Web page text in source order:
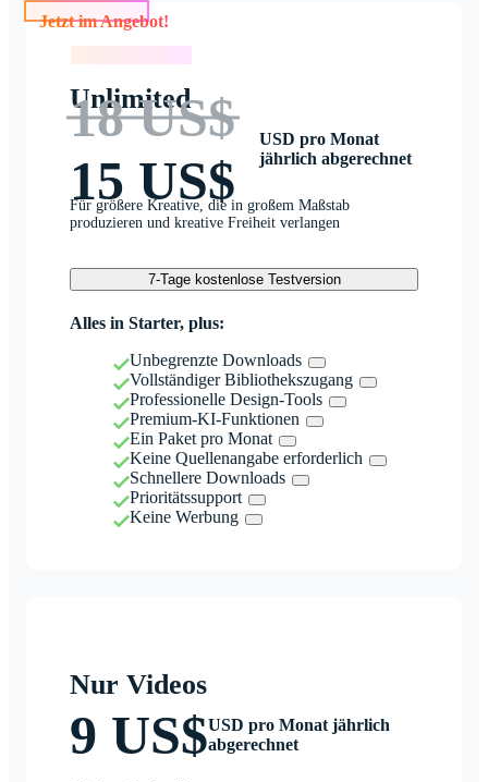
Jetzt im Angebot!
Unlimited
18 US$
15 US$
USD pro Monat
jährlich abgerechnet
Für größere Kreative, die in großem Maßstab
produzieren und kreative Freiheit verlangen
7-Tage kostenlose Testversion
Alles in Starter, plus:
Unbegrenzte Downloads
Vollständiger Bibliothekszugang
Professionelle Design-Tools
Premium-KI-Funktionen
Ein Paket pro Monat
Keine Quellenangabe erforderlich
Schnellere Downloads
Prioritätssupport
Keine Werbung
Nur Videos
9 US$USD pro Monat jährlich
abgerechnet